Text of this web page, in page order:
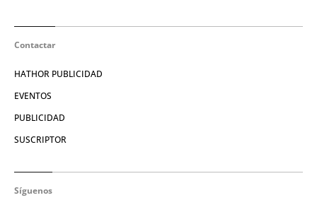
Contactar
HATHOR PUBLICIDAD
EVENTOS
PUBLICIDAD
SUSCRIPTOR
Síguenos